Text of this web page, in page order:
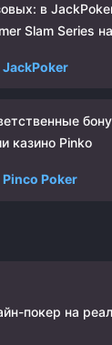
в
Slam Series
JackPoker
казино Pinko
Pinco Poker
покер на